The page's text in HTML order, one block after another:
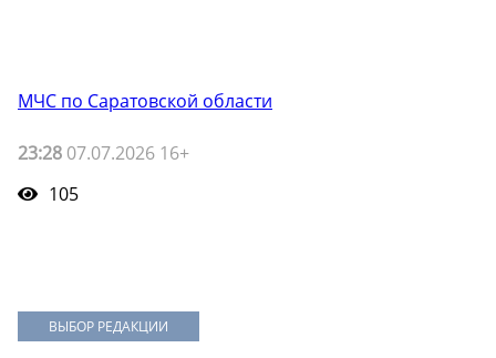
МЧС по Саратовской области
23:28 07.07.2026 16+
105
ВЫБОР РЕДАКЦИИ